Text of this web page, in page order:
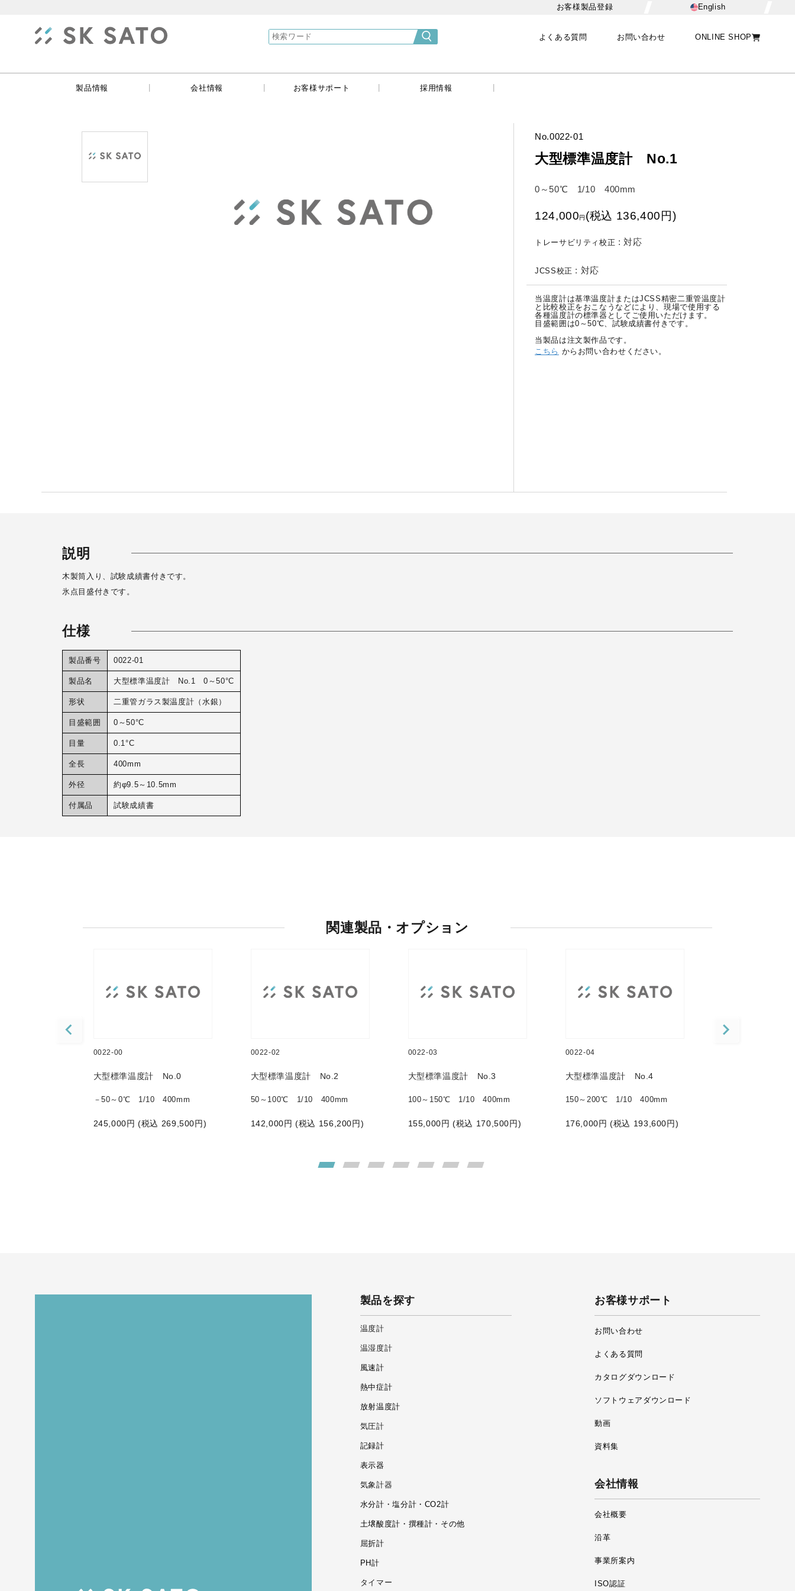
お客様製品登録 English
} よくある質問 お問い合わせ ONLINE SHOP
製品情報 会社情報 お客様サポート 採用情報
No.0022-01
大型標準温度計 No.1
0～50℃ 1/10 400mm
124,000円 (税込 136,400 円)
トレーサビリティ校正 :対応
JCSS校正 : 対応
当温度計は基準温度計またはJCSS精密二重管温度計
と比較校正をおこなうなどにより、現場で使用する
各種温度計の標準器としてご使用いただけます。
目盛範囲は0～50℃、試験成績書付きです。
当製品は注文製作品です。
こちら からお問い合わせください。
説明
木製筒入り、試験成績書付きです。
氷点目盛付きです。
仕様
製品番号 0022-01
製品名 大型標準温度計 No.1 0～50°C
形状 二重管ガラス製温度計（水銀）
目盛範囲 0～50°C
目量 0.1°C
全長 400mm
外径 約φ9.5～10.5mm
付属品 試験成績書
関連製品・オプション
0022-00
大型標準温度計 No.0
－50～0℃ 1/10 400mm
245,000円 (税込 269,500円)
0022-02
大型標準温度計 No.2
50～100℃ 1/10 400mm
142,000円 (税込 156,200円)
0022-03
大型標準温度計 No.3
100～150℃ 1/10 400mm
155,000円 (税込 170,500円)
0022-04
大型標準温度計 No.4
150～200℃ 1/10 400mm
176,000円 (税込 193,600円)
製品を探す
温度計
温湿度計
風速計
熱中症計
放射温度計
気圧計
記録計
表示器
気象計器
水分計・塩分計・CO2計
土壌酸度計・撰種計・その他
屈折計
PH計
タイマー
お客様サポート
お問い合わせ
よくある質問
カタログダウンロード
ソフトウェアダウンロード
動画
資料集
会社情報
会社概要
沿革
事業所案内
ISO認証